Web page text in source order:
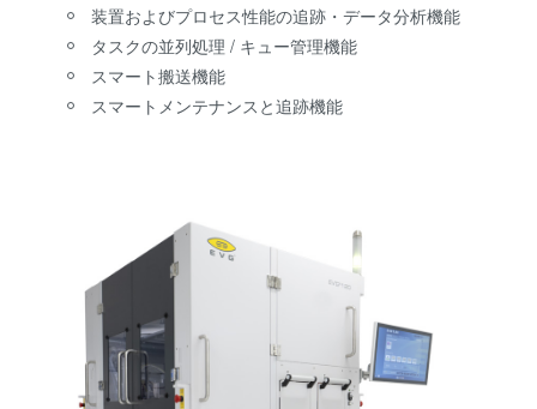
装置およびプロセス性能の追跡・データ分析機能
タスクの並列処理 / キュー管理機能
スマート搬送機能
スマートメンテナンスと追跡機能